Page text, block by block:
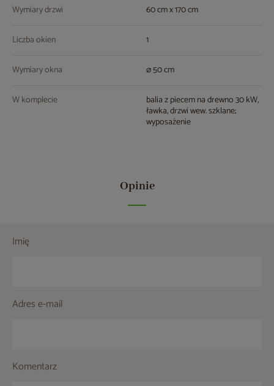
Wymiary drzwi 60 cm x 170 cm
Liczba okien 1
Wymiary okna ⌀ 50 cm
W komplecie balia z piecem na drewno 30 kW,
ławka, drzwi wew. szklane;
wyposażenie
Opinie
Imię
Adres e-mail
Komentarz